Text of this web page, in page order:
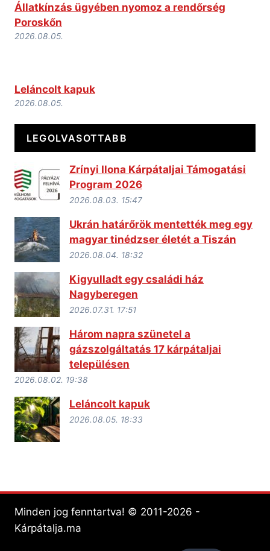
Állatkínzás ügyében nyomoz a rendőrség
Poroskőn
2026.08.05.
Leláncolt kapuk
2026.08.05.
LEGOLVASOTTABB
Zrínyi Ilona Kárpátaljai Támogatási
Program 2026
2026.08.03. 15:47
Ukrán határőrök mentették meg egy
magyar tinédzser életét a Tiszán
2026.08.04. 18:32
Kigyulladt egy családi ház
Nagyberegen
2026.07.31. 17:51
Három napra szünetel a
gázszolgáltatás 17 kárpátaljai
településen
2026.08.02. 19:38
Leláncolt kapuk
2026.08.05. 18:33
Minden jog fenntartva! © 2011-2026 -
Kárpátalja.ma